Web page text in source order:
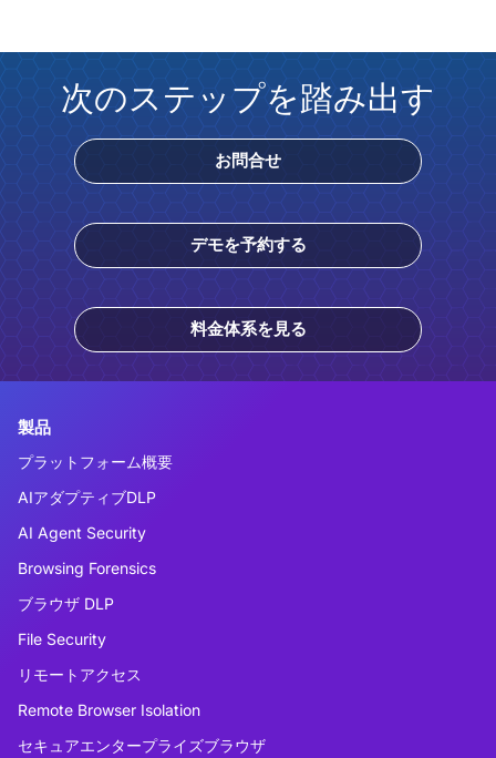
次のステップを踏み出す
お問合せ
デモを予約する
料金体系を見る
製品
プラットフォーム概要
AIアダプティブDLP
AI Agent Security
Browsing Forensics
ブラウザ DLP
File Security
リモートアクセス
Remote Browser Isolation
セキュアエンタープライズブラウザ